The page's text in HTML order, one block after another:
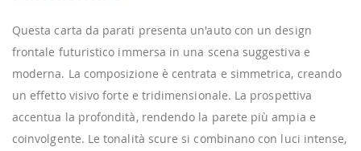
Questa carta da parati presenta un'auto con un design
frontale futuristico immersa in una scena suggestiva e
moderna. La composizione è centrata e simmetrica, creando
un effetto visivo forte e tridimensionale. La prospettiva
accentua la profondità, rendendo la parete più ampia e
coinvolgente. Le tonalità scure si combinano con luci intense,